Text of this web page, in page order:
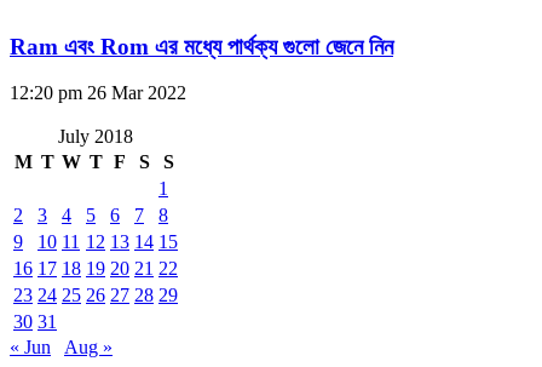
Ram এবং Rom এর মধ্যে পার্থক্য গুলো জেনে নিন
12:20 pm 26 Mar 2022
July 2018
M T W T F S
S
1
2
3 4 5 6 7
8
9
10 11 12 13 14 15
16 17 18 19 20 21 22
23 24 25 26 27 28 29
30 31
« Jun
Aug »